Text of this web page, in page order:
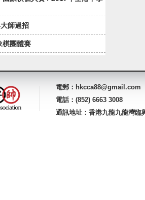
師過招
棋團體賽
電郵：hkcca88@gmail.com
電話：(852) 6663 3008
通訊地址：香港九龍九龍灣臨